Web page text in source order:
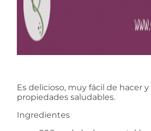
Es delicioso, muy fácil de hacer
propiedades saludables.
Ingredientes